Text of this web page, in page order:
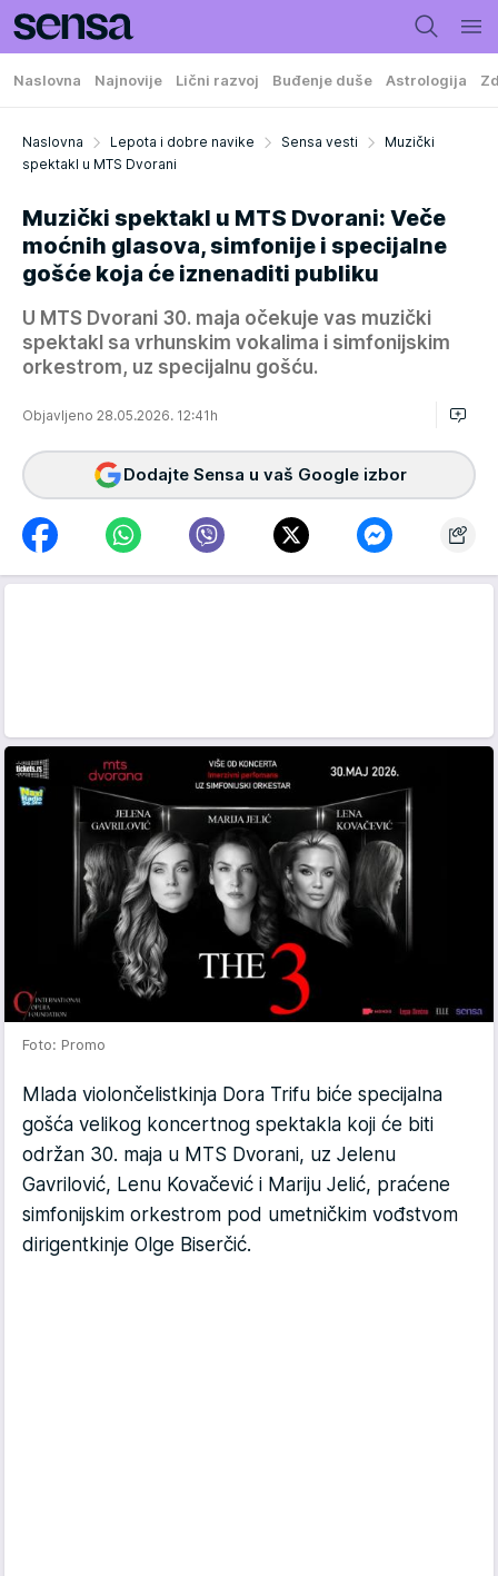
Naslovna Najnovije Lični razvoj Buđenje duše Astrologija
Naslovna Lepota i dobre navike Sensa vesti
Muzički
spektakl u MTS Dvorani
Muzički spektakl u MTS Dvorani: Veče
moćnih glasova, simfonije i specijalne
gošće koja će iznenaditi publiku
U MTS Dvorani 30. maja očekuje vas muzički
spektakl sa vrhunskim vokalima i simfonijskim
orkestrom, uz specijalnu gošću.
Objavljeno 28.05.2026. 12:41h
Dodajte Sensa u vaš Google izbor
Foto: Promo
Mlada violončelistkinja Dora Trifu biće specijalna
gošća velikog koncertnog spektakla koji će biti
održan 30. maja u MTS Dvorani, uz Jelenu
Gavrilović, Lenu Kovačević i Mariju Jelić, praćene
simfonijskim orkestrom pod umetničkim vođstvom
dirigentkinje Olge Biserčić.